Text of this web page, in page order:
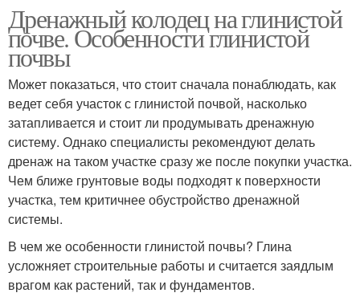
Дренажный колодец на глинистой
почве. Особенности глинистой
почвы
Может показаться, что стоит сначала понаблюдать, как
ведет себя участок с глинистой почвой, насколько
затапливается и стоит ли продумывать дренажную
систему. Однако специалисты рекомендуют делать
дренаж на таком участке сразу же после покупки участка.
Чем ближе грунтовые воды подходят к поверхности
участка, тем критичнее обустройство дренажной
системы.
В чем же особенности глинистой почвы? Глина
усложняет строительные работы и считается заядлым
врагом как растений, так и фундаментов.